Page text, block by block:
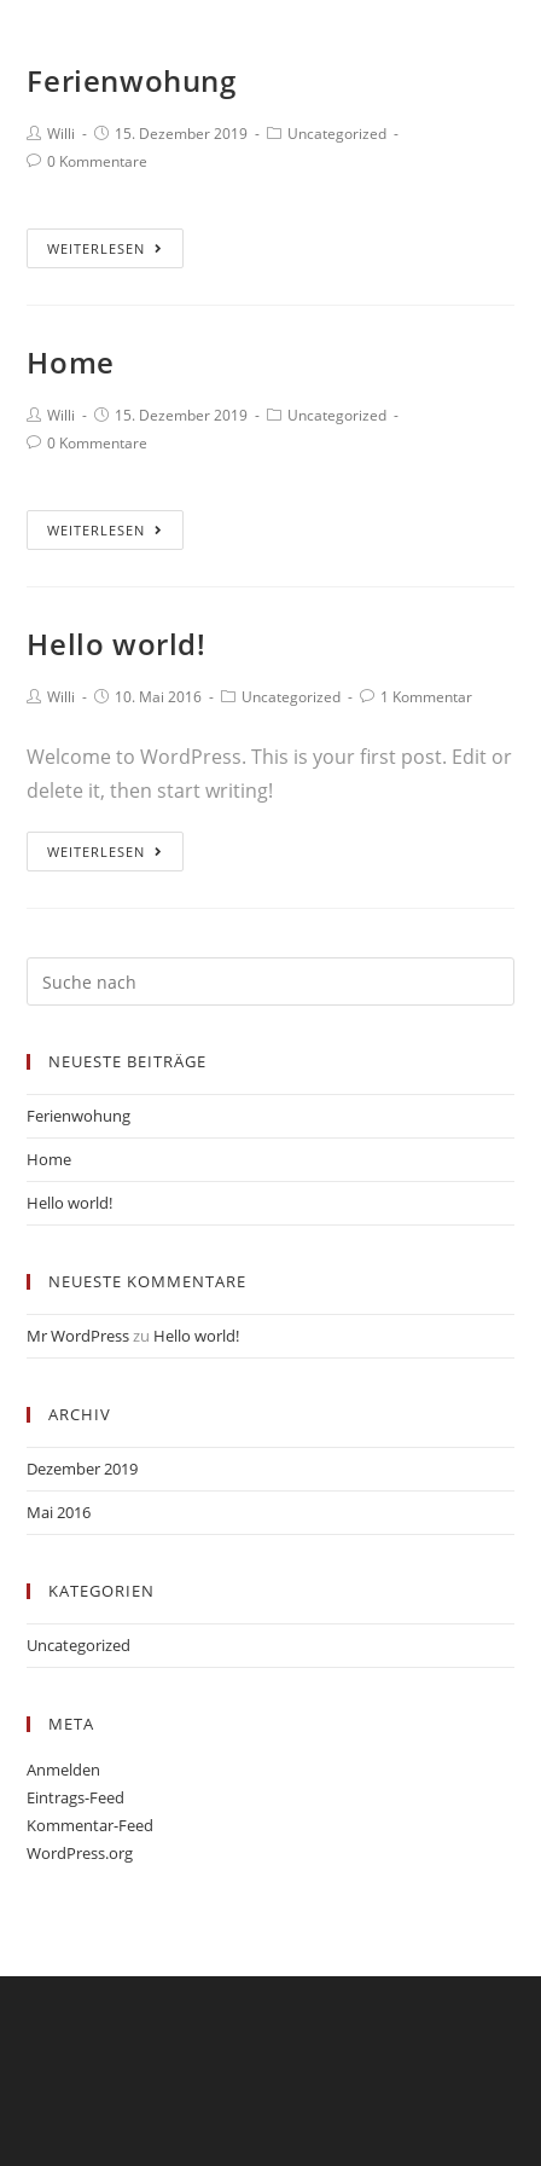
Ferienwohung
Willi 15. Dezember 2019
Uncategorized
0 Kommentare
WEITERLESEN
Home
Willi 15. Dezember 2019
Uncategorized
0 Kommentare
WEITERLESEN
Hello world!
Willi 10. Mai 2016 Uncategorized 1 Kommentar
Welcome to WordPress. This is your first post. Edit or
delete it, then start writing!
WEITERLESEN
NEUESTE BEITRÄGE
Ferienwohung
Home
Hello world!
NEUESTE KOMMENTARE
Mr WordPresszu Hello world!
ARCHIV
Dezember 2019
Mai 2016
KATEGORIEN
Uncategorized
META
Anmelden
Eintrags-Feed
Kommentar-Feed
WordPress.org